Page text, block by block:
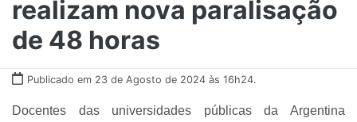
realizam nova paralisação
de 48 horas
Publicado em 23 de Agosto de 2024 às 16h24.
Docentes das universidades públicas da Argentina